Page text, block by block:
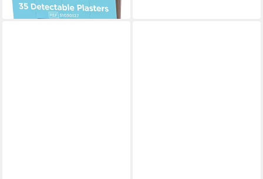
lieferbar - in 3-4 Werktagen bei dir